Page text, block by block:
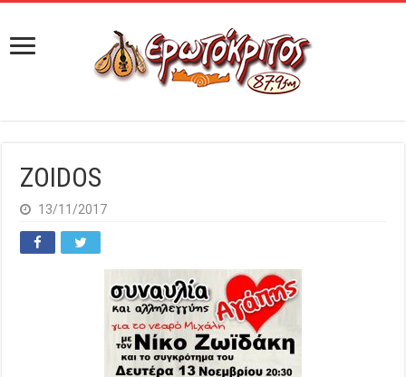
ZOIDOS
13/11/2017